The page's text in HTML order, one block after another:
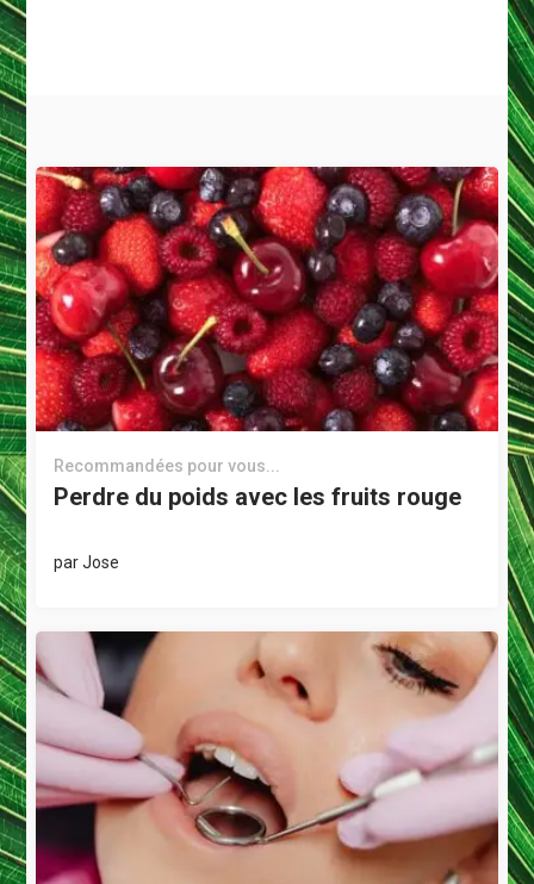
Recommandées pour vous...
Perdre du poids avec les fruits rouge
parJose